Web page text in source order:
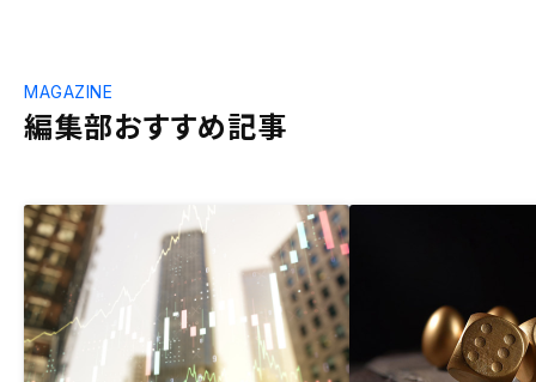
編集部おすすめ記事
MAGAZINE